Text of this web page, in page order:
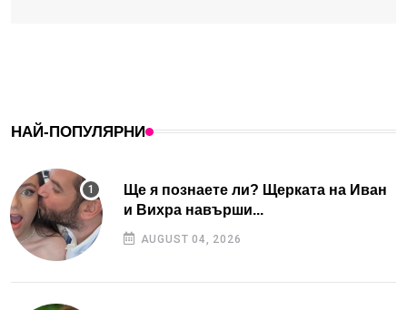
НАЙ-ПОПУЛЯРНИ
Ще я познаете ли? Щерката на Иван
и Вихра навърши...
AUGUST 04, 2026